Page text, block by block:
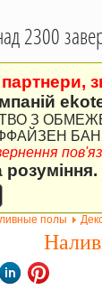
2300
З
БАНК
полы